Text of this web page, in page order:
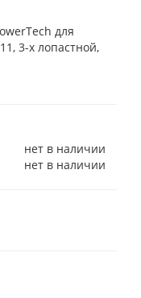
нет в наличии
нет в наличии